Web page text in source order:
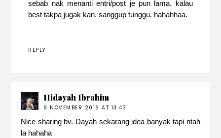
sebab nak menanti entri/post je pun lama. kalau
best takpa jugak kan. sanggup tunggu. hahahhaa.
REPLY
Hidayah Ibrahim
9 NOVEMBER 2016 AT 13:43
Nice sharing bv. Dayah sekarang idea banyak tapi ntah
la hahaha